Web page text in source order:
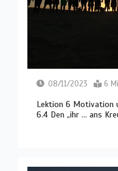
08/11/2023 6
Lektion 6 Motivation
6.4 Den „ihr … ans